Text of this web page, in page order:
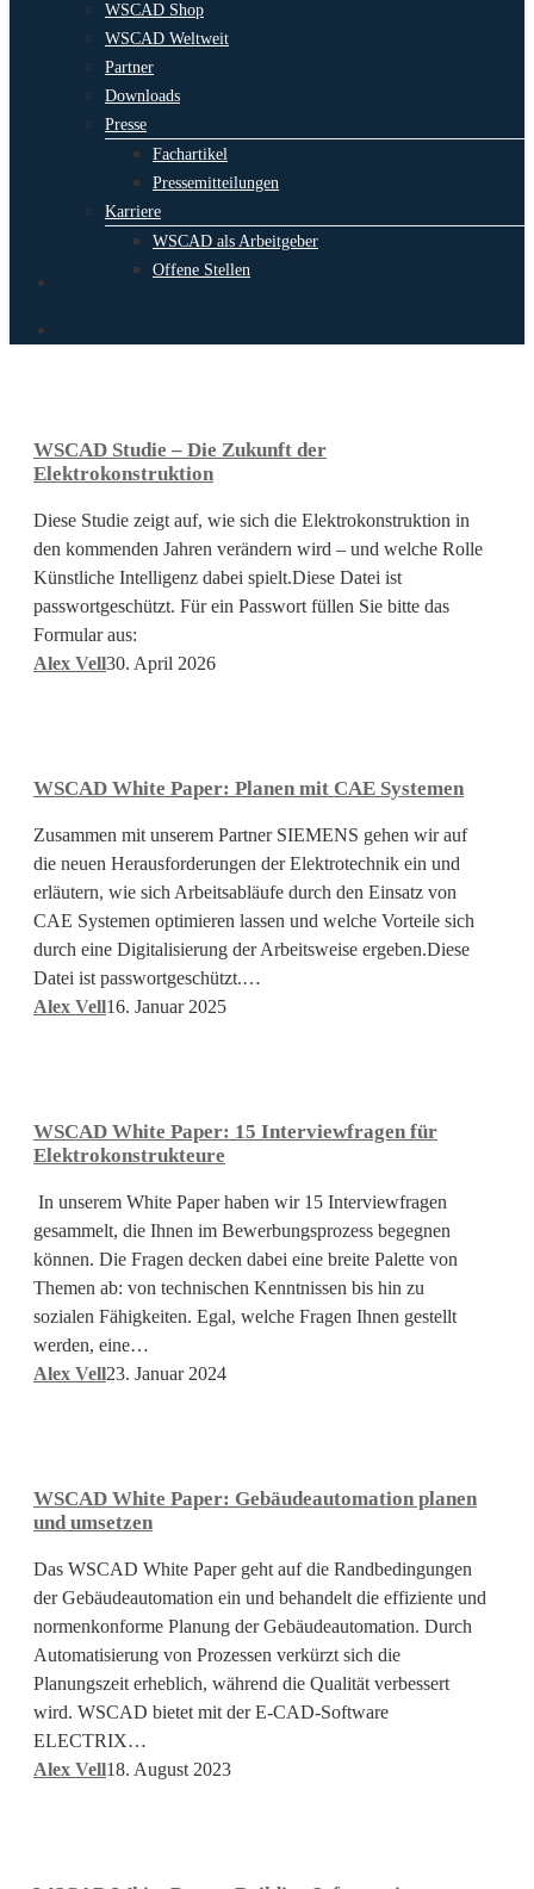
WSCAD Shop
WSCAD Weltweit
Partner
Downloads
Presse
Fachartikel
Pressemitteilungen
Karriere
WSCAD als Arbeitgeber
Offene Stellen
Die
Elektrokonstruktion
WSCAD Studie – Die Zukunft der
Elektrokonstruktion
Diese Studie zeigt auf, wie sich die Elektrokonstruktion in
den kommenden Jahren verändern wird – und welche Rolle
Künstliche Intelligenz dabei spielt.Diese Datei ist
passwortgeschützt. Für ein Passwort füllen Sie bitte das
Formular aus:
Alex Vell30. April 2026
Planen
CAE
Systemen
WSCAD White Paper: Planen mit CAE Systemen
Zusammen mit unserem Partner SIEMENS gehen wir auf
die neuen Herausforderungen der Elektrotechnik ein und
erläutern, wie sich Arbeitsabläufe durch den Einsatz von
CAE Systemen optimieren lassen und welche Vorteile sich
durch eine Digitalisierung der Arbeitsweise ergeben.Diese
Datei ist passwortgeschützt.…
Alex Vell16. Januar 2025
Elektrokonstrukteure
WSCAD White Paper: 15 Interviewfragen für
Elektrokonstrukteure
In unserem White Paper haben wir 15 Interviewfragen
gesammelt, die Ihnen im Bewerbungsprozess begegnen
können. Die Fragen decken dabei eine breite Palette von
Themen ab: von technischen Kenntnissen bis hin zu
sozialen Fähigkeiten. Egal, welche Fragen Ihnen gestellt
werden, eine…
Alex Vell23. Januar 2024
Gebäudeautomation
und
umsetzen
WSCAD White Paper: Gebäudeautomation planen
und umsetzen
Das WSCAD White Paper geht auf die Randbedingungen
der Gebäudeautomation ein und behandelt die effiziente und
normenkonforme Planung der Gebäudeautomation. Durch
Automatisierung von Prozessen verkürzt sich die
Planungszeit erheblich, während die Qualität verbessert
wird. WSCAD bietet mit der E-CAD-Software
ELECTRIX…
Alex Vell18. August 2023